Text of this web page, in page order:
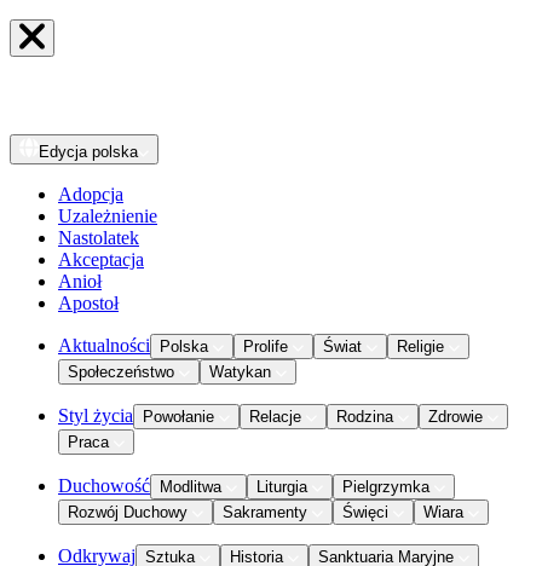
Edycja polska
Adopcja
Uzależnienie
Nastolatek
Akceptacja
Anioł
Apostoł
Aktualności Polska Prolife Świat
Religie
Społeczeństwo
Watykan
Styl życia Powołanie Relacje Rodzina
Zdrowie
Praca
Duchowość Modlitwa Liturgia
Pielgrzymka
Rozwój Duchowy
Sakramenty Święci Wiara
Odkrywaj Sztuka Historia
Sanktuaria Maryjne